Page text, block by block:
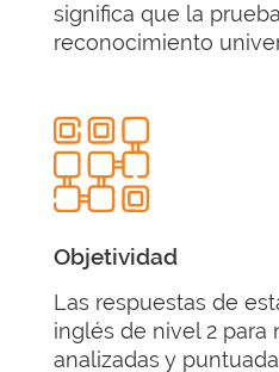
significa que la
reconocimiento
Objetividad
Las respuestas de
inglés de nivel 2 para
analizadas y